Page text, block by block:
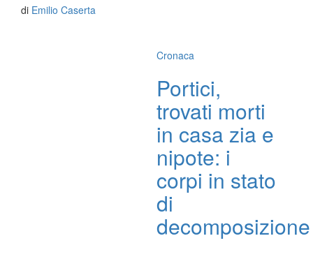
di Emilio Caserta
Cronaca
Portici,
trovati morti
in casa zia e
nipote: i
corpi in stato
di
decomposizione